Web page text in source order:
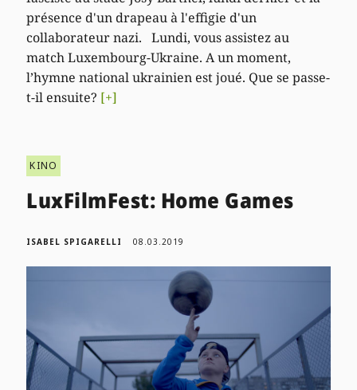
présence d'un drapeau à l'effigie d'un
collaborateur nazi. Lundi, vous assistez au
match Luxembourg-Ukraine. A un moment,
l’hymne national ukrainien est joué. Que se passe-
t-il ensuite? [+]
KINO
LuxFilmFest: Home Games
ISABEL SPIGARELLI 08.03.2019